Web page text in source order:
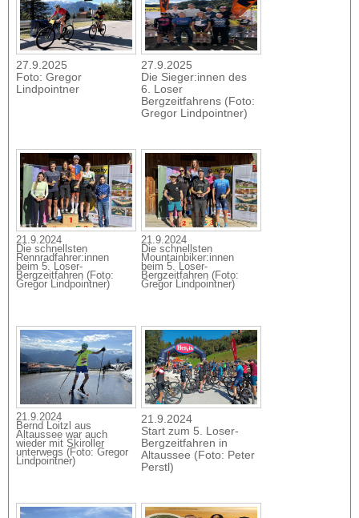
27.9.2025
Foto: Gregor
Lindpointner
27.9.2025
Die Sieger:innen des
6. Loser
Bergzeitfahrens (Foto:
Gregor Lindpointner)
21.9.2024
Die schnellsten
Rennradfahrer:innen
beim 5. Loser-
Bergzeitfahren (Foto:
Gregor Lindpointner)
21.9.2024
Die schnellsten
Mountainbiker:innen
beim 5. Loser-
Bergzeitfahren (Foto:
Gregor Lindpointner)
21.9.2024
Bernd Loitzl aus
Altaussee war auch
wieder mit Skiroller
unterwegs (Foto: Gregor
Lindpointner)
21.9.2024
Start zum 5. Loser-
Bergzeitfahren in
Altaussee (Foto: Peter
Perstl)